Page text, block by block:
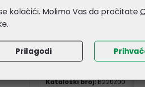
&
Lexmark B220Z00 Black
Imaging Kit za B/MB
88,56 €
Kataloški broj:B220Z00
kolačići. Molimo Vas da pročitate
Prilagodi